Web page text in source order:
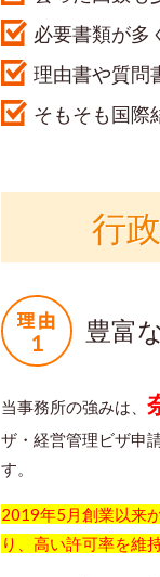
必要書類が多
理由書や質問
そもそも国際
行
豊富
当事務所の強みは、
ザ・経営管理ビザ申
す。
2019年5月創業以来
り、高い許可率を維